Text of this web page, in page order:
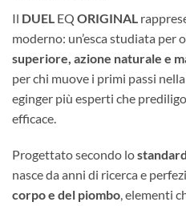
Il DUEL EQ ORIGINAL
moderno: un’esca studiata per
superiore, azione naturale e
per chi muove i primi passi
eginger più esperti che
efficace.
Progettato secondo lo
nasce da anni di ricerca e
corpo e del piombo, elementi